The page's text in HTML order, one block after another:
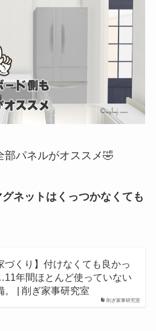
部パネルがオススメ🤣
ネットはくっつかなくても
削ぎ家事研究室
づくり】付けなくても良かっ
年間ほとんど使っていない
。 | 削ぎ家事研究室